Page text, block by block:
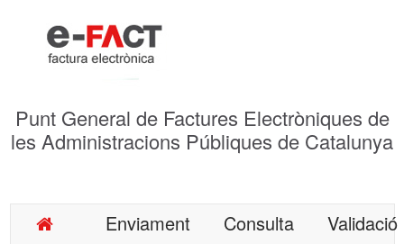
Punt General de Factures Electròniques de
les Administracions Públiques de Catalunya
Enviament Consulta
Validació